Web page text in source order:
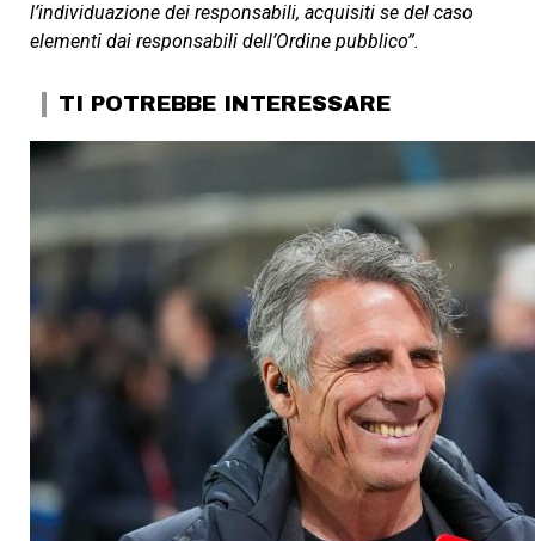
l’individuazione dei responsabili, acquisiti se del caso
elementi dai responsabili dell’Ordine pubblico”.
TI POTREBBE INTERESSARE